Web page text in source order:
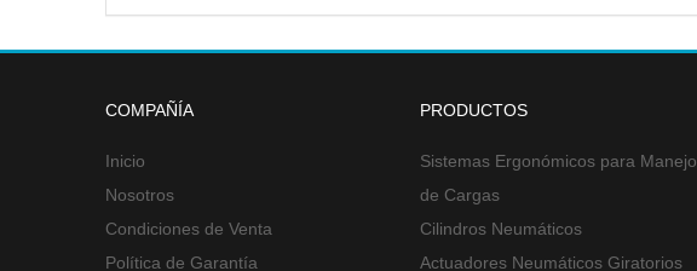
COMPAÑÍA
Inicio
Nosotros
Condiciones de Venta
Política de Garantía
PRODUCTOS
Sistemas Ergonómicos para Manejo
de Cargas
Cilindros Neumáticos
Actuadores Neumáticos Giratorios